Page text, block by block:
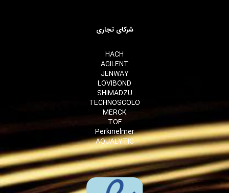
شرکای تجاری
HACH
AGILENT
JENWAY
LOVIBOND
SHIMADZU
TECHNOSCOLO
MERCK
TOF
Perkinelmer
AQUALYTIC